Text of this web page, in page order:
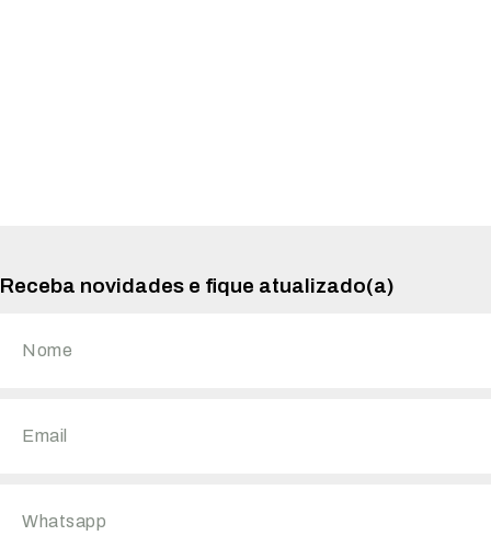
Receba novidades e fique atualizado(a)